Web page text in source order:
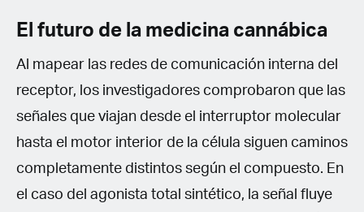
El futuro de la medicina cannábica
Al mapear las redes de comunicación interna del
receptor, los investigadores comprobaron que las
señales que viajan desde el interruptor molecular
hasta el motor interior de la célula siguen caminos
completamente distintos según el compuesto. En
el caso del agonista total sintético, la señal fluye